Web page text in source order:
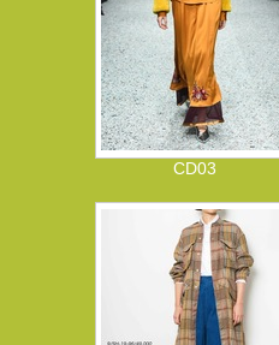
CD03